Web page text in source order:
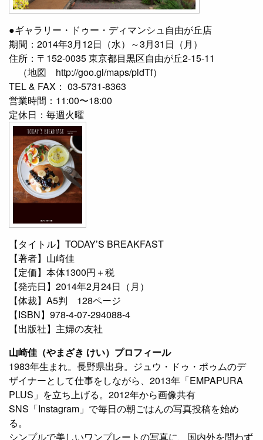
●ギャラリー・ドゥー・ディマンシュ自由が丘店
期間：2014年3月12日（水）～3月31日（月）
住所：〒152-0035 東京都目黒区自由が丘2-15-11
（地図 http://goo.gl/maps/pldTf）
TEL & FAX： 03-5731-8363
営業時間：11:00〜18:00
定休日：毎週火曜
【タイトル】TODAY’S BREAKFAST
【著者】山崎佳
【定価】本体1300円＋税
【発売日】2014年2月24日（月）
【体裁】A5判 128ページ
【ISBN】978-4-07-294088-4
【出版社】主婦の友社
山崎佳（やまざき けい）プロフィール
1983年生まれ。長野県出身。ジュウ・ドゥ・ポゥムのデ
ザイナーとして仕事をしながら、2013年「EMPAPURA
PLUS」を立ち上げる。2012年から画像共有
SNS「Instagram」で毎日の朝ごはんの写真投稿を始め
る。
シンプルで美しいワンプレートの写真に、国内外を問わず